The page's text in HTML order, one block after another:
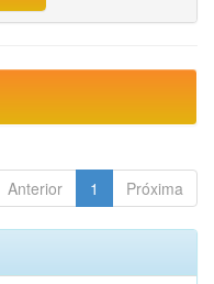
Anterior 1 Próxima